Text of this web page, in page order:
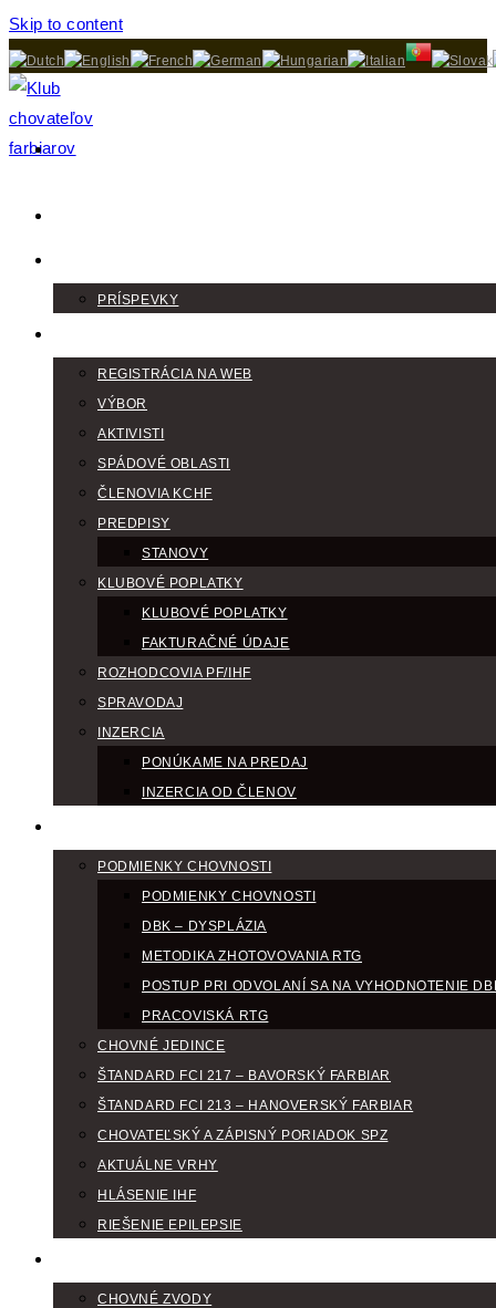
Skip to content
PRÍSPEVKY
REGISTRÁCIA NA WEB
VÝBOR
AKTIVISTI
SPÁDOVÉ OBLASTI
ČLENOVIA KCHF
PREDPISY
STANOVY
KLUBOVÉ POPLATKY
KLUBOVÉ POPLATKY
FAKTURAČNÉ ÚDAJE
ROZHODCOVIA PF/IHF
SPRAVODAJ
INZERCIA
PONÚKAME NA PREDAJ
INZERCIA OD ČLENOV
PODMIENKY CHOVNOSTI
PODMIENKY CHOVNOSTI
DBK – DYSPLÁZIA
METODIKA ZHOTOVOVANIA RTG
POSTUP PRI ODVOLANÍ SA NA VYHODNOTENIE
PRACOVISKÁ RTG
CHOVNÉ JEDINCE
ŠTANDARD FCI 217 – BAVORSKÝ FARBIAR
ŠTANDARD FCI 213 – HANOVERSKÝ FARBIAR
CHOVATEĽSKÝ A ZÁPISNÝ PORIADOK SPZ
AKTUÁLNE VRHY
HLÁSENIE IHF
RIEŠENIE EPILEPSIE
CHOVNÉ ZVODY